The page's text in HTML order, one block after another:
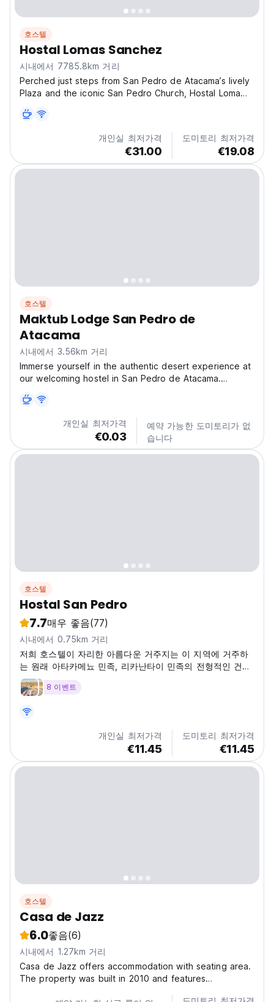
호스텔
Hostal Lomas Sanchez
시내에서 7785.8km 거리
Perched just steps from San Pedro de Atacama’s lively
Plaza and the iconic San Pedro Church, Hostal Loma
simple but warm welcome in the vast beauty of the
desert. This cosy six-room hostel offers a...
개인실 최저가격
€31.00
도미토리 최저가격
€19.08
호스텔
Maktub Lodge San Pedro de
Atacama
시내에서 3.56km 거리
Immerse yourself in the authentic desert experience at
our welcoming hostel in San Pedro de Atacama.
and bustle, we offer you a refuge of peace and
tranquility. Enjoy the most beautiful starry skies in the...
개인실 최저가격
€0.03
예약 가능한 도미토리가 없
습니다
호스텔
Hostal San Pedro
7.7매우 좋음(77)
시내에서 0.75km 거리
저희 호스텔이 자리한 아름다운 거주지는 이 지역에 거주하
는 원래 아타카메뇨 민족, 리카난타이 민족의 전형적인 건축
양식으로, 객실은 내부 파티오 주변에 위치해 있습니다.
8 이벤트
개인실 최저가격
€11.45
도미토리 최저가격
€11.45
호스텔
Casa de Jazz
6.0좋음(6)
시내에서 1.27km 거리
Casa de Jazz offers accommodation with seating area.
The property was built in 2010 and features